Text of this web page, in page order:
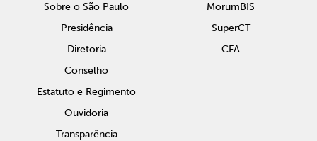
Sobre o São Paulo
Presidência
Diretoria
Conselho
Estatuto e Regimento
Ouvidoria
Transparência
MorumBIS
SuperCT
CFA